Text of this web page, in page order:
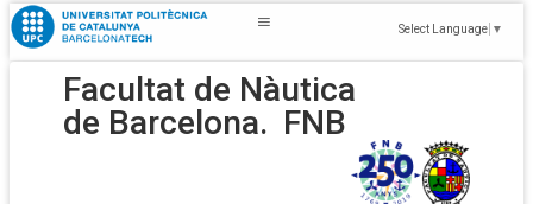
Select Language ▼
Facultat de Nàutica
de Barcelona. FNB